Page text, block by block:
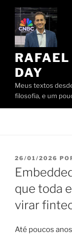
Pular
conteúdo
RAFAEL
DAY
Meus textos
filosofia, e um
PUBLICADO
EM
26/01/2026
que toda
virar
Até poucos